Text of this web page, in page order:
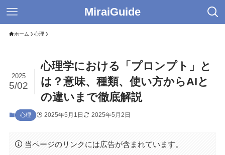
MiraiGuide
ホーム 心理
心理学における「プロンプト」と
は？意味、種類、使い方からAIと
の違いまで徹底解説
2025
5/02
心理 2025年5月1日 2025年5月2日
当ページのリンクには広告が含まれています。